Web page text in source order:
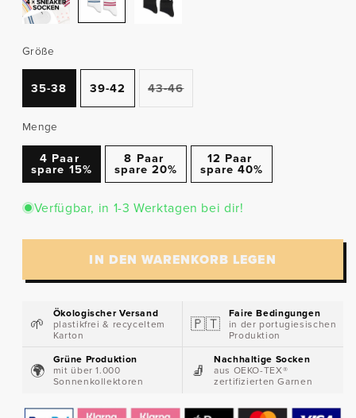
Größe
35-38 39-42 43-46Variante
ausverkauft
oder
Menge
4 Paar
spare 15%
8 Paar
spare 20%
12 Paar
spare 40%
Verfügbar, in 1-3 Werktagen bei dir!
IN DEN WARENKORB LEGEN
🌱​
Ökologischer Versand
plastikfrei & recyceltem
Karton
🇵🇹​
Faire Bedingungen
in der portugiesischen
Produktion
🌍​
Grüne Produktion
mit über 1.000
Sonnenkollektoren
🧦​
Nachhaltige Socken
aus OEKO-TEX®
zertifizierten Garnen